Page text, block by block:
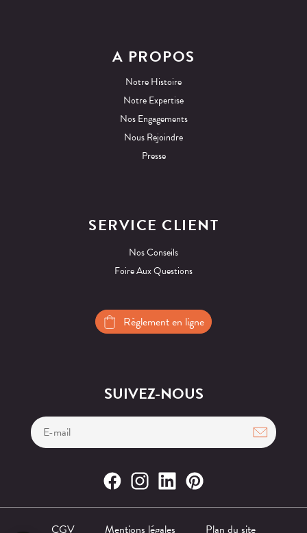
A PROPOS
Notre Histoire
Notre Expertise
Nos Engagements
Nous Rejoindre
Presse
SERVICE CLIENT
Nos Conseils
Foire Aux Questions
Règlement en ligne
SUIVEZ-NOUS